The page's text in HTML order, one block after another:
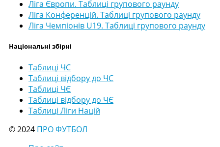
Ліга Європи. Таблиці групового раунду
Ліга Конференцій. Таблиці групового раунду
Ліга Чемпіонів U19. Таблиці групового раунду
Національні збірні
Таблиці ЧС
Таблиці відбору до ЧС
Таблиці ЧЄ
Таблиці відбору до ЧЄ
Таблиці Ліги Націй
© 2024 ПРО ФУТБОЛ